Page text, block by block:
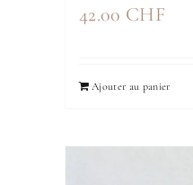
42.00 CHF
Ajouter au panier